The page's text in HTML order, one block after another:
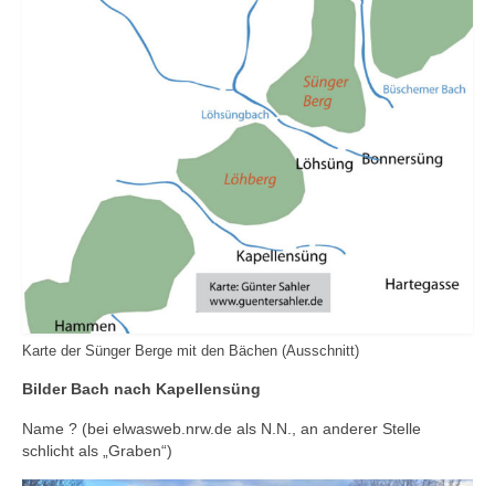
Karte der Sünger Berge mit den Bächen (Ausschnitt)
Bilder Bach nach Kapellensüng
Name ? (bei elwasweb.nrw.de als N.N., an anderer Stelle
schlicht als „Graben“)